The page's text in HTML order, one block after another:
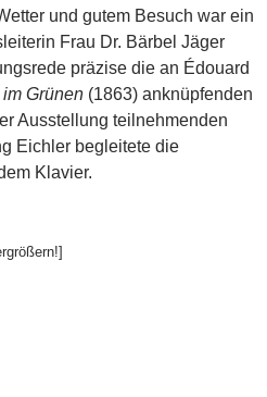
und gutem Besuch war ein
Frau Dr. Bärbel Jäger
präzise die an Édouard
Grünen (1863) anknüpfenden
Ausstellung teilnehmenden
Eichler begleitete die
Klavier.